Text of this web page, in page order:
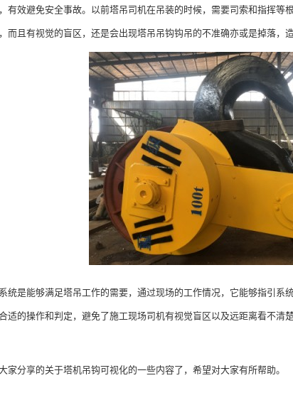
有效避免安全事故。以前塔吊司机在吊装的时候，需要司索和指挥等
而且有视觉的盲区，还是会出现塔吊吊钩钩吊的不准确亦或是掉落，
是能够满足塔吊工作的需要，通过现场的工作情况，它能够指引系
适的操作和判定，避免了施工现场司机有视觉盲区以及远距离看不清
分享的关于塔机吊钩可视化的一些内容了，希望对大家有所帮助。